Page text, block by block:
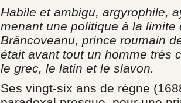
Habile et ambigu, argyrophile,
menant une politique à la
Brâncoveanu, prince roumain
était avant tout un homme très
le grec, le latin et le slavon.
Ses vingt-six ans de règne